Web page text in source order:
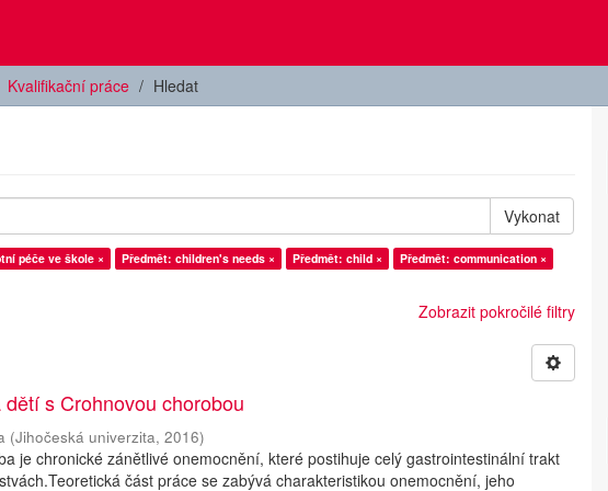
Kvalifikační práce Hledat
Vykonat
péče ve škole × Předmět: children's needs × Předmět: child ×
Předmět: communication ×
Zobrazit pokročilé filtry
s Crohnovou chorobou
(Jihočeská univerzita,2016)
je chronické zánětlivé onemocnění, které postihuje celý gastrointestinální trakt
část práce se zabývá charakteristikou onemocnění, jeho